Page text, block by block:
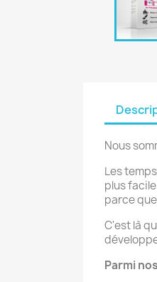
Nous
Les
plus
parce
C'est là
Parmi